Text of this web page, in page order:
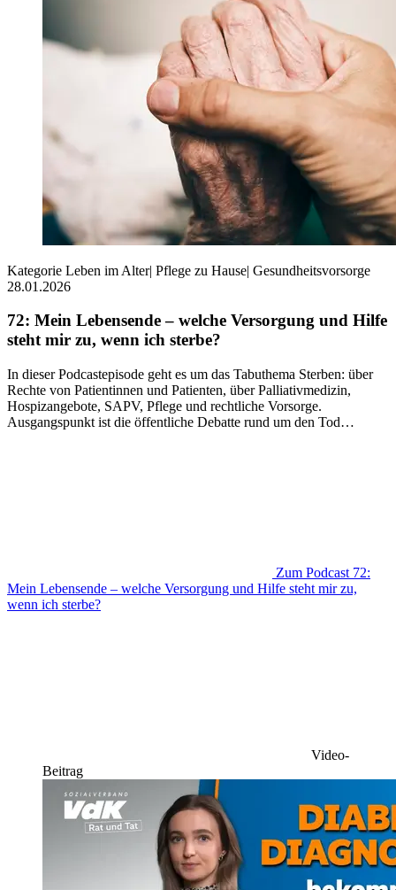
Kategorie Leben im Alter| Pflege zu Hause| Gesundheitsvorsorge
28.01.2026
72: Mein Lebensende – welche Versorgung und Hilfe
steht mir zu, wenn ich sterbe?
In dieser Podcastepisode geht es um das Tabuthema Sterben: über
Rechte von Patientinnen und Patienten, über Palliativmedizin,
Hospizangebote, SAPV, Pflege und rechtliche Vorsorge.
Ausgangspunkt ist die öffentliche Debatte rund um den Tod…
Zum Podcast 72:
Mein Lebensende – welche Versorgung und Hilfe steht mir zu,
wenn ich sterbe?
Video-
Beitrag